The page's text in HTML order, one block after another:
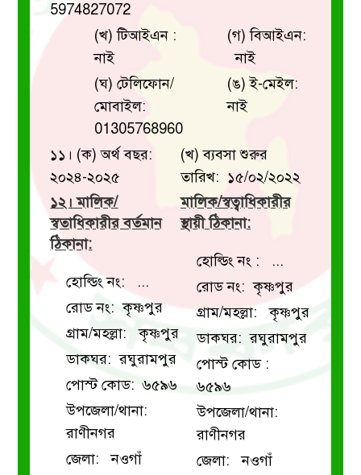
5974827072
(খ) টিআইএন :
নাই
(ঘ) টেলিফোন/
মোবাইল:
01305768960
(গ) বিআইএন:
নাই
(ঙ) ই-মেইল:
নাই
১১। (ক) অর্থ বছর:
২০২৪-২০২৫
(খ) ব্যবসা শুরুর
তারিখ: ১৫/০২/২০২২
১২। মালিক/
স্বতাধিকারীর বর্তমান
ঠিকানা:
হোল্ডিং নং: ...
রোড নং: কৃষ্ণপুর
গ্রাম/মহল্লা: কৃষ্ণপুর
ডাকঘর: রঘুরামপুর
পোস্ট কোড: ৬৫৯৬
উপজেলা/থানা:
রাণীনগর
জেলা: নওগাঁ
মালিক/স্বত্বাধিকারীর
স্থায়ী ঠিকানা:
হোল্ডিং নং : ...
রোড নং: কৃষ্ণপুর
গ্রাম/মহল্লা: কৃষ্ণপুর
ডাকঘর: রঘুরামপুর
পোস্ট কোড :
৬৫৯৬
উপজেলা/থানা:
রাণীনগর
জেলা: নওগাঁ